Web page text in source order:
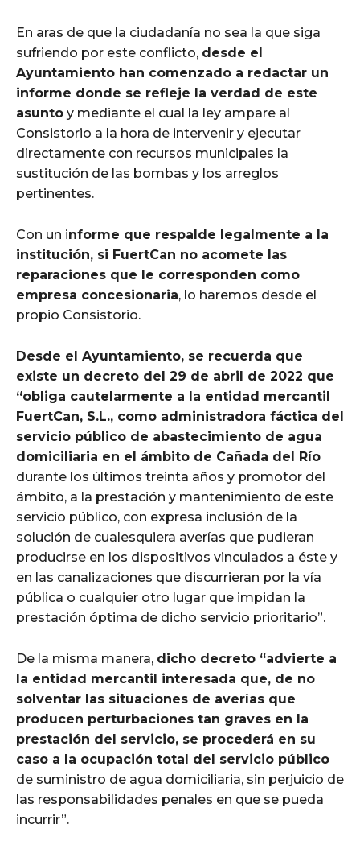
En aras de que la ciudadanía no sea la que siga
sufriendo por este conflicto, desde el
Ayuntamiento han comenzado a redactar un
informe donde se refleje la verdad de este
asunto y mediante el cual la ley ampare al
Consistorio a la hora de intervenir y ejecutar
directamente con recursos municipales la
sustitución de las bombas y los arreglos
pertinentes.
Con un informe que respalde legalmente a la
institución, si FuertCan no acomete las
reparaciones que le corresponden como
empresa concesionaria, lo haremos desde el
propio Consistorio.
Desde el Ayuntamiento, se recuerda que
existe un decreto del 29 de abril de 2022 que
“obliga cautelarmente a la entidad mercantil
FuertCan, S.L., como administradora fáctica del
servicio público de abastecimiento de agua
domiciliaria en el ámbito de Cañada del Río
durante los últimos treinta años y promotor del
ámbito, a la prestación y mantenimiento de este
servicio público, con expresa inclusión de la
solución de cualesquiera averías que pudieran
producirse en los dispositivos vinculados a éste y
en las canalizaciones que discurrieran por la vía
pública o cualquier otro lugar que impidan la
prestación óptima de dicho servicio prioritario”.
De la misma manera, dicho decreto “advierte a
la entidad mercantil interesada que, de no
solventar las situaciones de averías que
producen perturbaciones tan graves en la
prestación del servicio, se procederá en su
caso a la ocupación total del servicio público
de suministro de agua domiciliaria, sin perjuicio de
las responsabilidades penales en que se pueda
incurrir”.